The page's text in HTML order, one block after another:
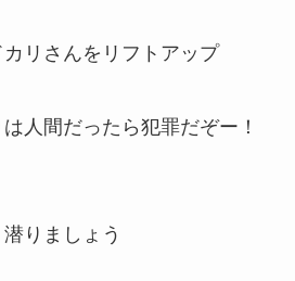
リさんをリフトアップ
人間だったら犯罪だぞー！
りましょう